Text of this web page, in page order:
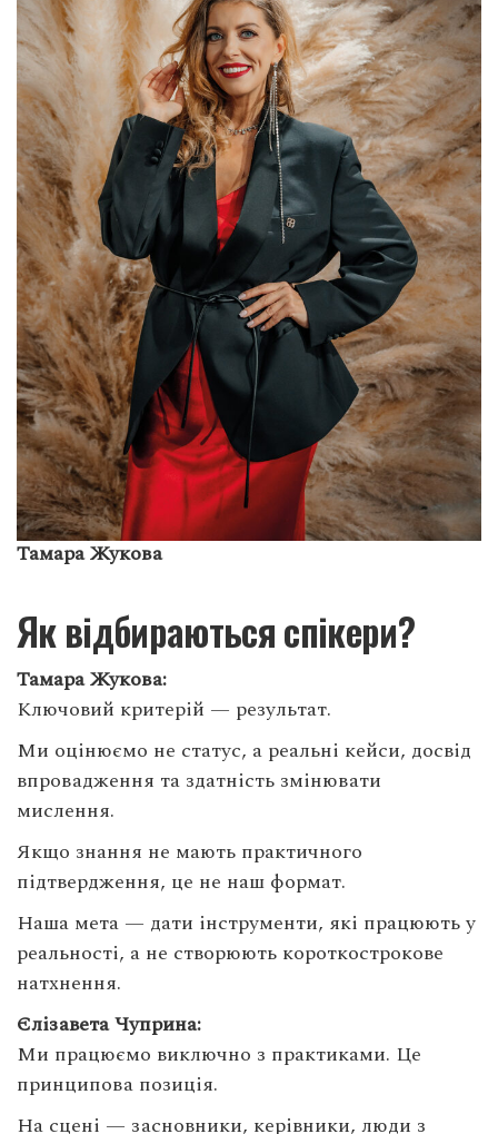
Тамара Жукова
Як відбираються спікери?
Тамара Жукова:
Ключовий критерій — результат.
Ми оцінюємо не статус, а реальні кейси, досвід
впровадження та здатність змінювати
мислення.
Якщо знання не мають практичного
підтвердження, це не наш формат.
Наша мета — дати інструменти, які працюють у
реальності, а не створюють короткострокове
натхнення.
Єлізавета Чуприна:
Ми працюємо виключно з практиками. Це
принципова позиція.
На сцені — засновники, керівники, люди з